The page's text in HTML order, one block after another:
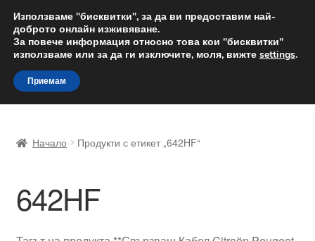
ДОСТАВКА от 12 лв.
Доставка по целия свят
Skip
to
navigation
Skip
to
content
Доставка по целия свят
Жалби
Начало Продукти с етикет „642HF“
642HF
Използваме "бисквитки", за да ви предоставим най-
доброто онлайн изживяване.
За повече информация относно това кои "бисквитки"
използваме или за да ги изключите, моля, вижте settings.
Приемам